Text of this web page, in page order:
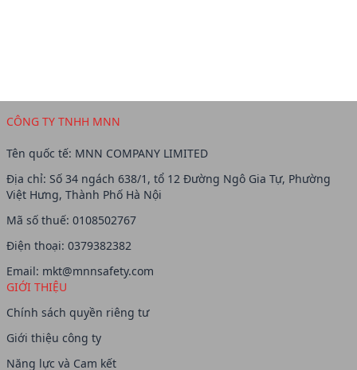
CÔNG TY TNHH MNN
Tên quốc tế: MNN COMPANY LIMITED
Địa chỉ: Số 34 ngách 638/1, tổ 12 Đường Ngô Gia Tự, Phường
Việt Hưng, Thành Phố Hà Nội
Mã số thuế: 0108502767
Điện thoại: 0379382382
Email: mkt@mnnsafety.com
GIỚI THIỆU
Chính sách quyền riêng tư
Giới thiệu công ty
Năng lực và Cam kết